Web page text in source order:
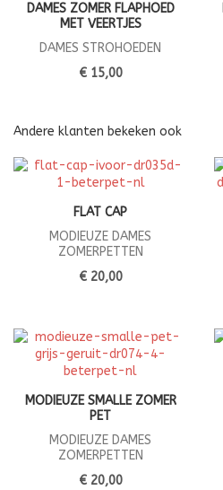
DAMES ZOMER FLAPHOED
MET VEERTJES
DAMES STROHOEDEN
€ 15,00
Andere klanten bekeken ook
FLAT CAP
MODIEUZE DAMES
ZOMERPETTEN
€ 20,00
MODIEUZE SMALLE ZOMER
PET
MODIEUZE DAMES
ZOMERPETTEN
€ 20,00